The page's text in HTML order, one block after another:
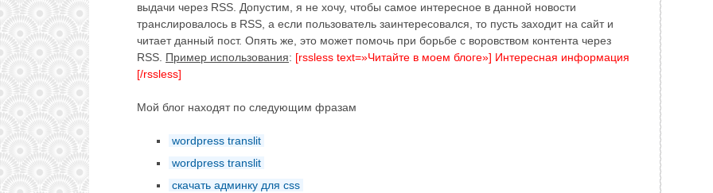
выдачи через RSS. Допустим, я не хочу, чтобы самое интересное в данной новости
транслировалось в RSS, а если пользователь заинтересовался, то пусть заходит на сайт и
читает данный пост. Опять же, это может помочь при борьбе с воровством контента через
RSS. Пример использования: [rssless text=»Читайте в моем блоге»] Интересная информация
[/rssless]
Мой блог находят по следующим фразам
wordpress translit
wordpress translit
скачать админку для css